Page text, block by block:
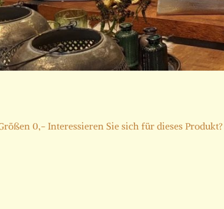
0,- Interessieren Sie sich für dieses